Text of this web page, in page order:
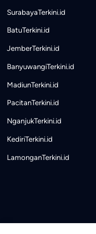
SurabayaTerkini.id
BatuTerkini.id
JemberTerkini.id
BanyuwangiTerkini.id
MadiunTerkini.id
PacitanTerkini.id
NganjukTerkini.id
KediriTerkini.id
LamonganTerkini.id